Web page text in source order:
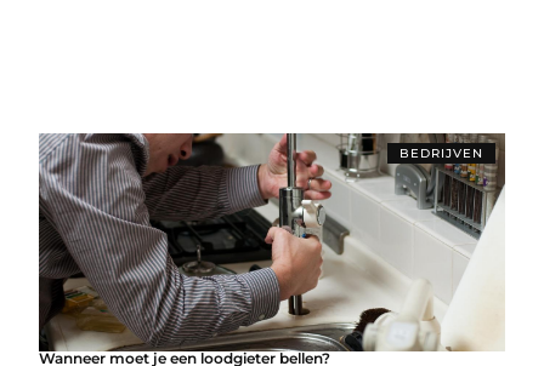
BEDRIJVEN
Wanneer moet je een loodgieter bellen?